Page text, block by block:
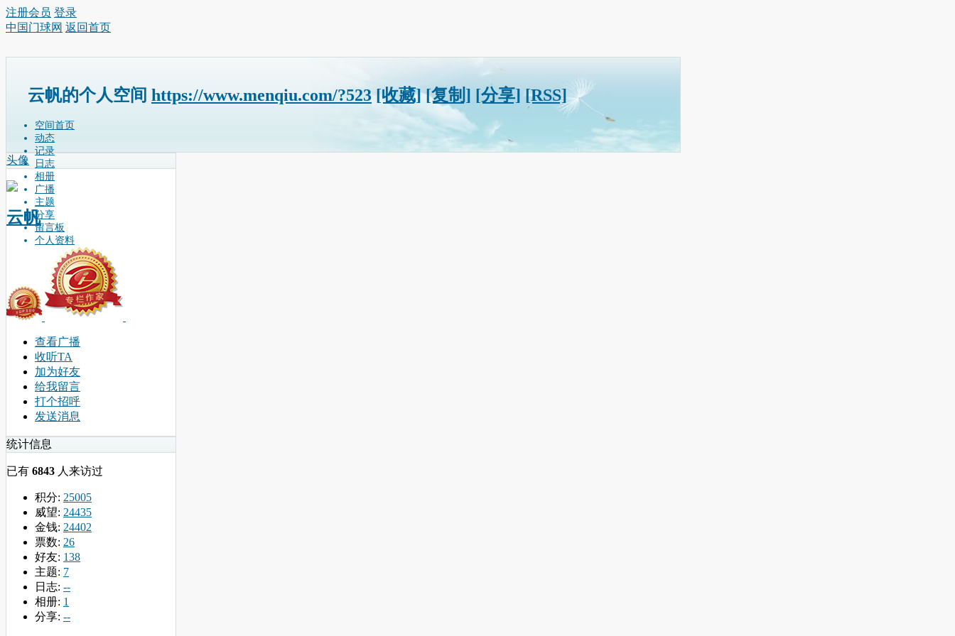
注册会员 登录
中国门球网 返回首页
云帆的个人空间 https://www.menqiu.com/?523 [收藏] [复制] [分享] [RSS]
空间首页
动态
记录
日志
相册
广播
主题
分享
留言板
个人资料
头像
云帆
查看广播
收听TA
加为好友
给我留言
打个招呼
发送消息
统计信息
已有 6843 人来访过
积分: 25005
威望: 24435
金钱: 24402
票数: 26
好友: 138
主题: 7
日志: --
相册: 1
分享: --